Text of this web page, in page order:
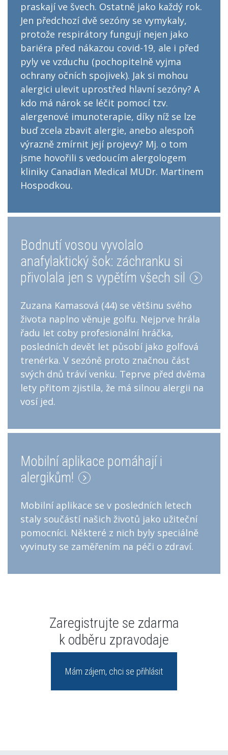
praskají ve švech. Ostatně jako každý rok.
Jen předchozí dvě sezóny se vymykaly,
protože respirátory fungují nejen jako
bariéra před nákazou covid-19, ale i před
pyly ve vzduchu (pochopitelně vyjma
ochrany očních spojivek). Jak si mohou
alergici ulevit uprostřed hlavní sezóny? A
kdo má nárok se léčit pomocí tzv.
alergenové imunoterapie, díky níž se lze
buď zcela zbavit alergie, anebo alespoň
výrazně zmírnit její projevy? Mj. o tom
jsme hovořili s vedoucím alergologem
kliniky Canadian Medical MUDr. Martinem
Hospodkou.
Bodnutí vosou vyvolalo
anafylaktický šok: záchranku si
přivolala jen s vypětím všech sil
Zuzana Kamasová (44) se většinu svého
života naplno věnuje golfu. Nejprve hrála
řadu let coby profesionální hráčka,
posledních devět let působí jako golfová
trenérka. V sezóně proto značnou část
svých dnů tráví venku. Teprve před dvěma
lety přitom zjistila, že má silnou alergii na
vosí jed.
Mobilní aplikace pomáhají i
alergikům!
Mobilní aplikace se v posledních letech
staly součástí našich životů jako užiteční
pomocníci. Některé z nich byly speciálně
vyvinuty se zaměřením na péči o zdraví.
Zaregistrujte se zdarma
k odběru zpravodaje
Mám zájem, chci se přihlásit